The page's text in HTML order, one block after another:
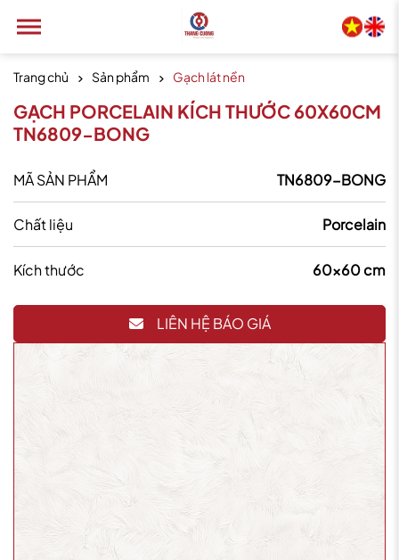
Trang chủ Sản phẩm Gạch lát nền
GẠCH PORCELAIN KÍCH THƯỚC 60X60CM
TN6809-BONG
MÃ SẢN PHẨM TN6809-BONG
Chất liệu Porcelain
Kích thước 60x60 cm
LIÊN HỆ BÁO GIÁ